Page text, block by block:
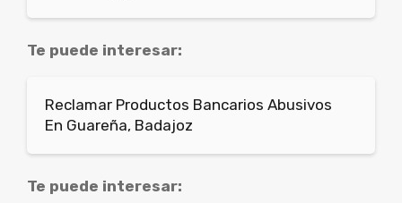
Te puede interesar:
Reclamar Productos Bancarios Abusivos
En Guareña, Badajoz
Te puede interesar: